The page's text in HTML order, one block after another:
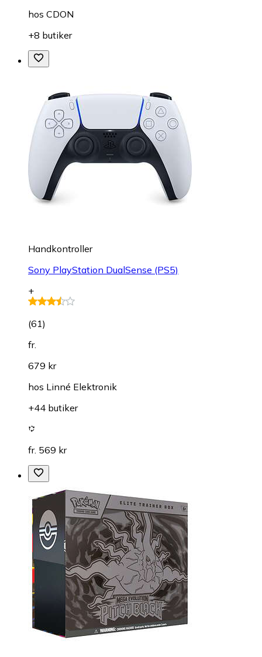
hos CDON
+8 butiker
Handkontroller
Sony PlayStation DualSense (PS5)
+
(61)
fr.
679 kr
hos Linné Elektronik
+44 butiker
fr. 569 kr